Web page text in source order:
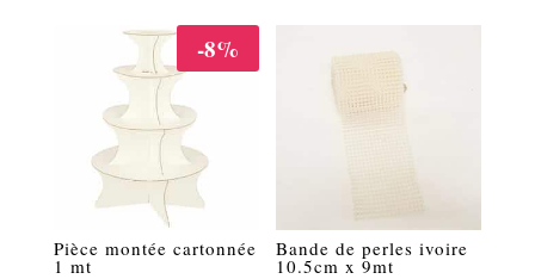
était :
4.50€.
actuel
est :
2.50€.
-8%
Pièce montée cartonnée
1 mt
Bande de perles ivoire
10.5cm x 9mt